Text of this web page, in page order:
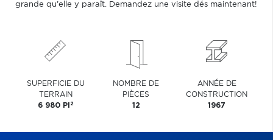
grande qu'elle y paraît. Demandez une visite dés maintenant!
SUPERFICIE DU
TERRAIN
6 980 PI 2
NOMBRE DE
PIÈCES
12
ANNÉE DE
CONSTRUCTION
1967